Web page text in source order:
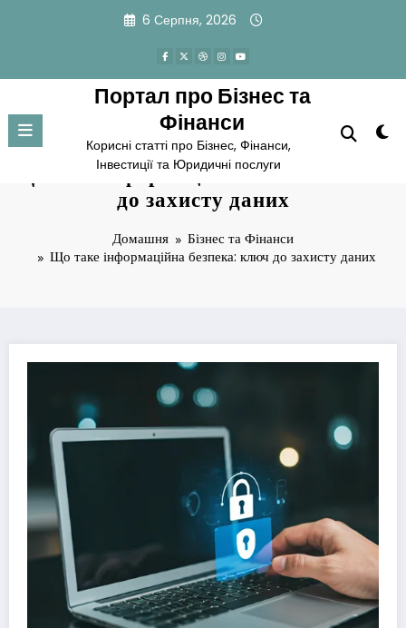
6 Серпня, 2026
Портал про Бізнес та
Фінанси
Корисні статті про Бізнес, Фінанси,
Інвестиції та Юридичні послуги
Що таке інформаційна безпека: ключ
до захисту даних
Домашня
Бізнес та Фінанси
Що таке інформаційна безпека: ключ до захисту даних